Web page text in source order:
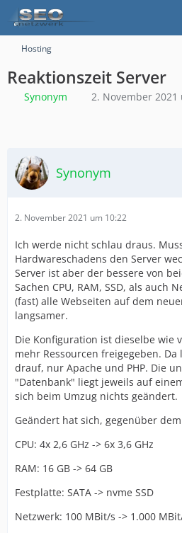
Hosting
Reaktionszeit Server
Synonym 2. November 2021
Synonym
2. November 2021 um 10:22
Ich werde nicht schlau draus.
Hardwareschadens den Server
Server ist aber der bessere von
Sachen CPU, RAM, SSD, als auch
(fast) alle Webseiten auf dem
langsamer.
Die Konfiguration ist dieselbe wie
mehr Ressourcen freigegeben.
drauf, nur Apache und PHP. Die
"Datenbank" liegt jeweils auf
sich beim Umzug nichts geändert.
Geändert hat sich, gegenüber
CPU: 4x 2,6 GHz -> 6x 3,6 GHz
RAM: 16 GB -> 64 GB
Festplatte: SATA -> nvme SSD
Netzwerk: 100 MBit/s -> 1.000